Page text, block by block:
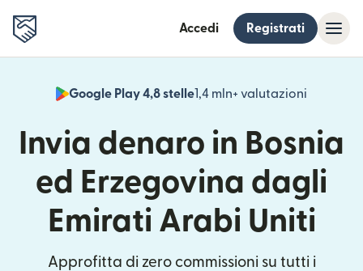
Accedi Registrati
Google Play 4,8 stelle1,4 mln+ valutazioni
Invia denaro in Bosnia
ed Erzegovina dagli
Emirati Arabi Uniti
Approfitta di zero commissioni su tutti i